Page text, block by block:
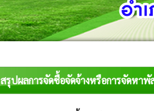
สรุปผลการจัดซื้อจัดจ้างหรือการจัดหา